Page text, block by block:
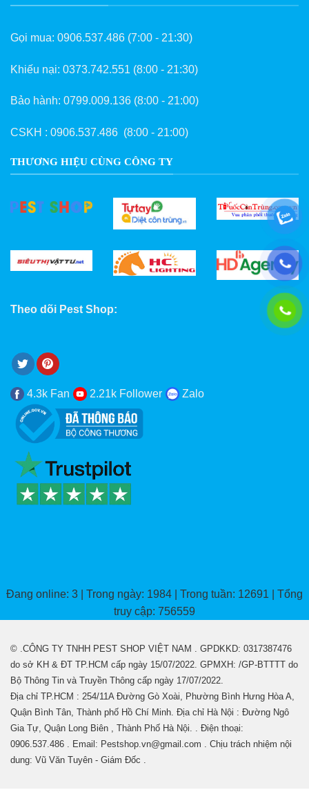
Gọi mua: 0906.537.486 (7:00 - 21:30)
Khiếu nại: 0373.742.551 (8:00 - 21:30)
Bảo hành: 0799.009.136 (8:00 - 21:00)
CSKH : 0906.537.486 (8:00 - 21:00)
THƯƠNG HIỆU CÙNG CÔNG TY
Theo dõi Pest Shop:
4.3k Fan 2.21k Follower Zalo
Đang online: 3 | Trong ngày: 1984 | Trong tuần: 12691 | Tổng
truy cập: 756559
© .CÔNG TY TNHH PEST SHOP VIỆT NAM . GPDKKD: 0317387476
do sở KH & ĐT TP.HCM cấp ngày 15/07/2022. GPMXH: /GP-BTTTT do
Bộ Thông Tin và Truyền Thông cấp ngày 17/07/2022.
Địa chỉ TP.HCM : 254/11A Đường Gò Xoài, Phường Bình Hưng Hòa A,
Quận Bình Tân, Thành phố Hồ Chí Minh. Địa chỉ Hà Nội : Đường Ngô
Gia Tự, Quận Long Biên , Thành Phố Hà Nội. . Điện thoại:
0906.537.486 . Email: Pestshop.vn@gmail.com . Chịu trách nhiệm nội
dung: Vũ Văn Tuyên - Giám Đốc .